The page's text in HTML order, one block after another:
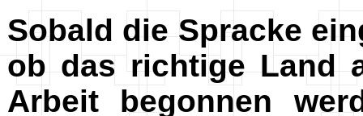
Sobald die Spracke
ob das richtige Land
Arbeit begonnen